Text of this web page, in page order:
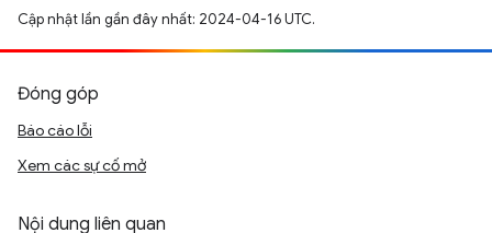
Cập nhật lần gần đây nhất: 2024-04-16 UTC.
Đóng góp
Báo cáo lỗi
Xem các sự cố mở
Nội dung liên quan